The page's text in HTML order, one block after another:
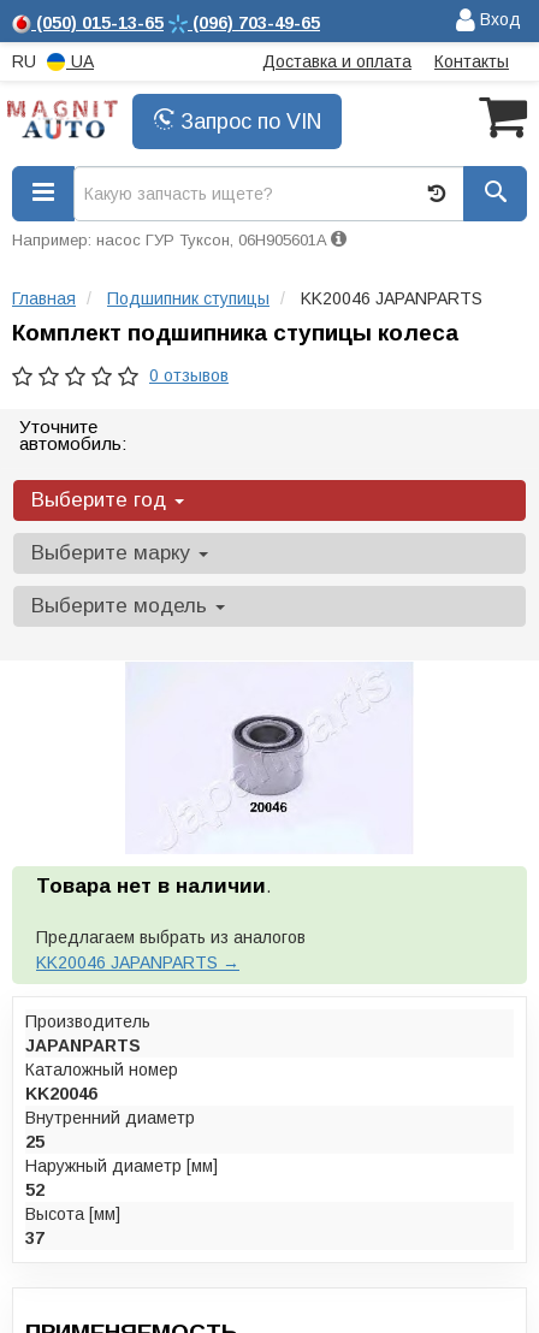
(050) 015-13-65 (096) 703-49-65 Вход
RU UA Доставка и оплата Контакты
Запрос по VIN
Например: насос ГУР Туксон, 06H905601A
Главная Подшипник ступицы KK20046 JAPANPARTS
Комплект подшипника ступицы колеса
0 отзывов
Уточните
автомобиль:
Выберите год
Выберите марку
Выберите модель
Товара нет в наличии.
Предлагаем выбрать из аналогов
KK20046 JAPANPARTS →
Производитель
JAPANPARTS
Каталожный номер
KK20046
Внутренний диаметр
25
Наружный диаметр [мм]
52
Высота [мм]
37